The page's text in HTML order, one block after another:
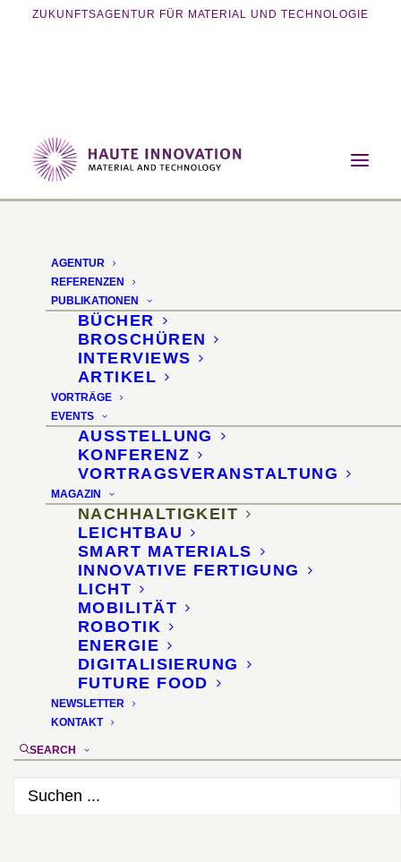
ZUKUNFTSAGENTUR FÜR MATERIAL UND TECHNOLOGIE
AGENTUR
REFERENZEN
PUBLIKATIONEN
BÜCHER
BROSCHÜREN
INTERVIEWS
ARTIKEL
VORTRÄGE
EVENTS
AUSSTELLUNG
KONFERENZ
VORTRAGSVERANSTALTUNG
MAGAZIN
NACHHALTIGKEIT
LEICHTBAU
SMART MATERIALS
INNOVATIVE FERTIGUNG
LICHT
MOBILITÄT
ROBOTIK
ENERGIE
DIGITALISIERUNG
FUTURE FOOD
NEWSLETTER
KONTAKT
SEARCH
Home Magazin
Nachhaltigkeit
Dining-Chair Artichoke Distel
Dining-Chair Artichoke
Distel
Biologisch abbaubare
Möbel aus Distelfasern
24. November 2014